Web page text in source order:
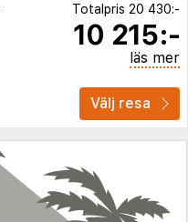
Totalpris 20 430:-
10 215:-
läs mer
Välj resa